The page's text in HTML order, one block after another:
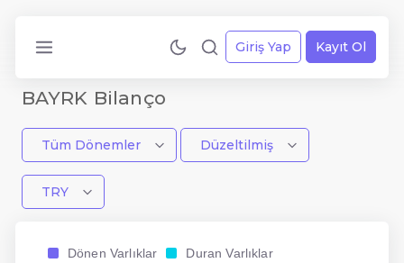
Giriş Yap Kayıt Ol
BAYRK Bilanço
Tüm Dönemler Düzeltilmiş
TRY
Dönen Varlıklar
Duran Varlıklar